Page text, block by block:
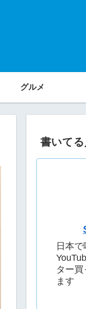
グルメ
書いてる
日本
ター
ます